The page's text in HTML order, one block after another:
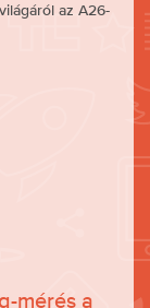
az A26-
mérés a